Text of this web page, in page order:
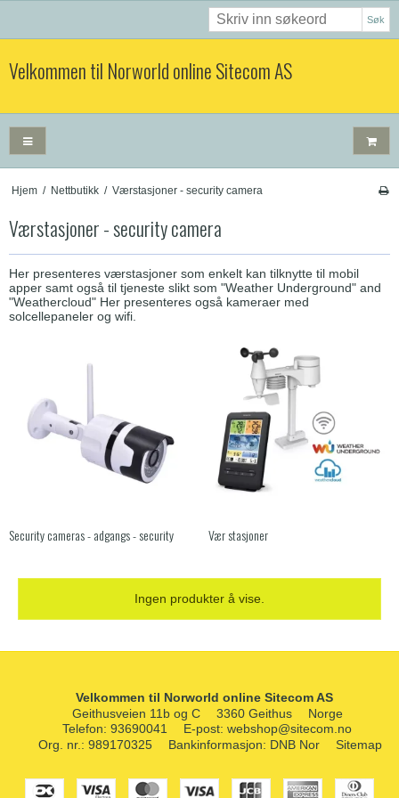
Søk
Velkommen til Norworld online Sitecom AS
Hjem / Nettbutikk / Værstasjoner - security camera
Værstasjoner - security camera
Her presenteres værstasjoner som enkelt kan tilknytte til mobil
apper samt også til tjeneste slikt som "Weather Underground" and
"Weathercloud" Her presenteres også kameraer med
solcellepaneler og wifi.
Security cameras - adgangs - security Vær stasjoner
Ingen produkter å vise.
Velkommen til Norworld online Sitecom AS
Geithusveien 11b og C
3360 Geithus
Norge
Telefon: 93690041 E-post: webshop@sitecom.no
Org. nr.: 989170325 Bankinformasjon: DNB Nor Sitemap